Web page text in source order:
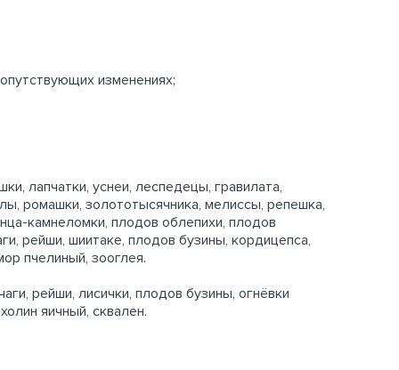
изменениях;
лапчатки, уснеи, леспедецы, гравилата,
ромашки, золототысячника, мелиссы, репешка,
камнеломки, плодов облепихи, плодов
рейши, шиитаке, плодов бузины, кордицепса,
пчелиный, зооглея.
рейши, лисички, плодов бузины, огнёвки
яичный, сквален.